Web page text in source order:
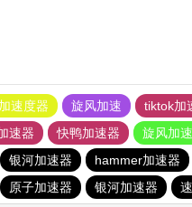
速度器 旋风加速 tiktok加
速器 快鸭加速器 旋风加
银河加速器 hammer加速器
原子加速器 银河加速器